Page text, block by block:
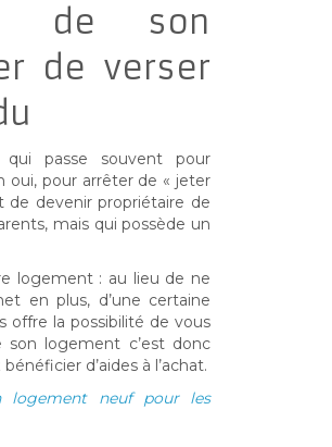
de son
de verser
passe souvent pour
oui, pour arrêter de « jeter
de devenir propriétaire de
mais qui possède un
logement : au lieu de ne
en plus, d’une certaine
offre la possibilité de vous
son logement c’est donc
d’aides à l’achat.
logement neuf pour les